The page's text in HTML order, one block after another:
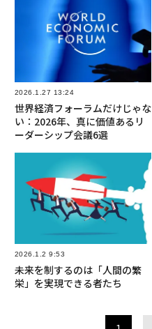
2026.1.27 13:24
世界経済フォーラムだけじゃな
い：2026年、真に価値あるリ
ーダーシップ会議6選
2026.1.2 9:53
未来を制するのは「人間の繁
栄」を実現できる者たち